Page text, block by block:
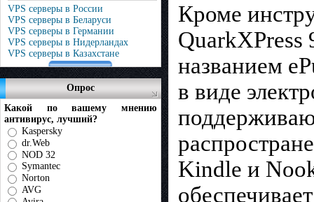
VPS серверы в России
VPS серверы в Беларуси
VPS серверы в Германии
VPS серверы в Нидерландах
VPS серверы в Казахстане
Опрос
Какой по вашему мнению
антивирус, лучший?
Kaspersky
dr.Web
NOD 32
Symantec
Norton
AVG
Кроме
QuarkXPress
названием
в виде
Kindle и